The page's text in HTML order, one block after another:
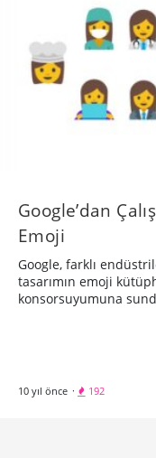
Google’dan
Emoji
Google, farklı
tasarımın emoji
konsorsuyumuna
10 yıl önce · 192